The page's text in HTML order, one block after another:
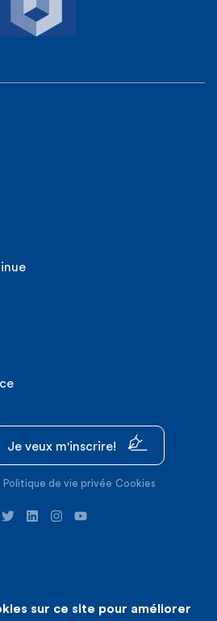
Je veux m'inscrire!
Politique de vie privée Cookies
de site internet : Expansion
sur ce site pour améliorer